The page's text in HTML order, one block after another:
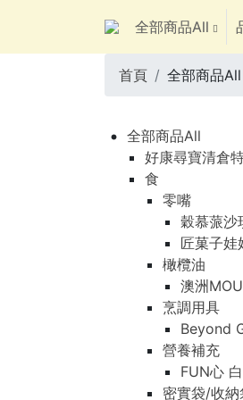
全部商品All
首頁 全部商品All
全部商品All
好康尋寶清倉
食
零嘴
穀慕蒎沙
匠菓子娃
橄欖油
澳洲
烹調用具
Beyond
營養補充
FUN心
密實袋/收